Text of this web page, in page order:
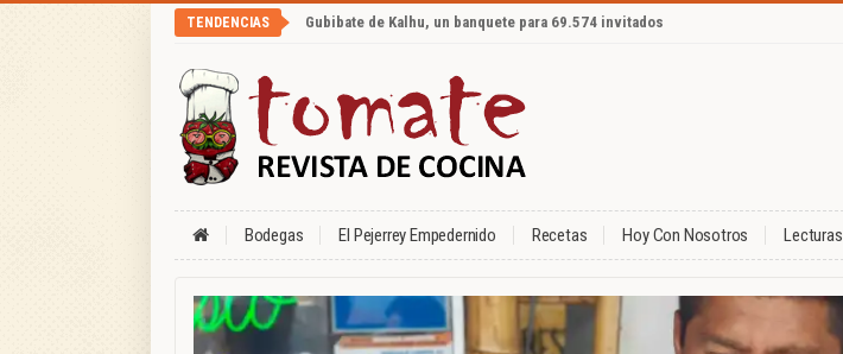
TENDENCIAS Gubibate de Kalhu, un banquete para 69.574 invitados
Bodegas El Pejerrey Empedernido Recetas Hoy Con Nosotros Lecturas